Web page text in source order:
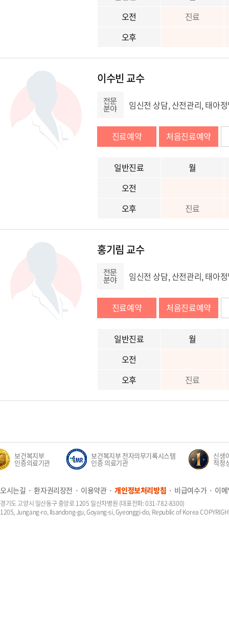
오전
진료
오후
이수빈 교수
임신전 상담, 산전관리, 태아
진료예약 처음진료예약
일반진료
월
오전
오후
진료
홍기림 교수
임신전 상담, 산전관리, 태아
진료예약 처음진료예약
일반진료
월
오전
오후
진료
건복지부
증의료기관
보건복지부 전자의무기록시스템
인증 의료기관
신생아집
적정성 평
오시는길 환자권리장전 이용약관 개인정보처리방침 비급여수가 이
경기도 고양시 일산동구 중앙로 1205 일산차병원 (대표전화: 031-782-8300)
1205, Jungang-ro, Ilsandong-gu, Goyang-si, Gyeonggi-do, Republic of Korea